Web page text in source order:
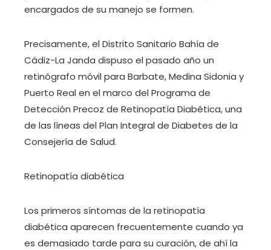
encargados de su manejo se formen.
Precisamente, el Distrito Sanitario Bahía de
Cádiz-La Janda dispuso el pasado año un
retinógrafo móvil para Barbate, Medina Sidonia y
Puerto Real en el marco del Programa de
Detección Precoz de Retinopatía Diabética, una
de las líneas del Plan Integral de Diabetes de la
Consejería de Salud.
Retinopatía diabética
Los primeros síntomas de la retinopatía
diabética aparecen frecuentemente cuando ya
es demasiado tarde para su curación, de ahí la